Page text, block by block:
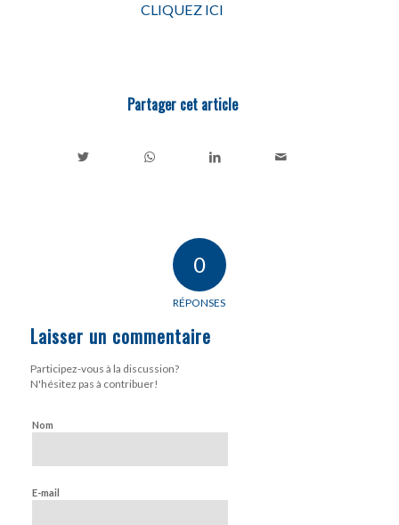
CLIQUEZ ICI
Partager cet article
0
RÉPONSES
Laisser un commentaire
Participez-vous à la discussion?
N'hésitez pas à contribuer!
Nom
E-mail